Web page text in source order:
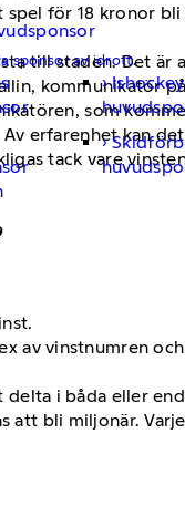
sponsor av idrott.
för 18 kronor
till staden. Det är
kommunikatör på
som
erfarenhet kan
tack vare
av vinstnumren
delta i båda eller
att bli miljonär.